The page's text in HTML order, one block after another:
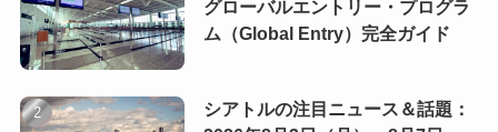
グローバルエントリー・プログラ
ム（Global Entry）完全ガイド
シアトルの注目ニュース＆話題：